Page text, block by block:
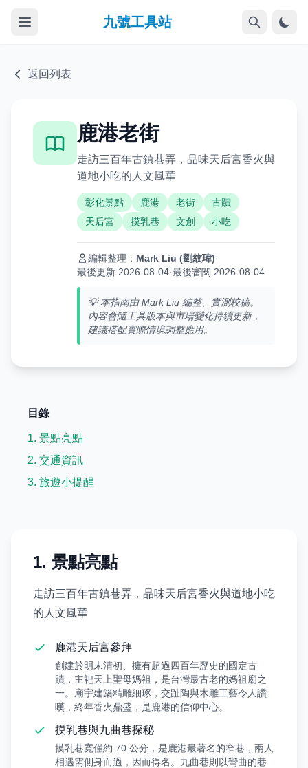
九號工具站
返回列表
鹿港老街
走訪三百年古鎮巷弄，品味天后宮香火與
道地小吃的人文風華
彰化景點 鹿港 老街
古蹟
天后宮
摸乳巷 文創 小吃
編輯整理： Mark Liu (劉紋瑋)·
最後更新 2026-08-04·最後審閱 2026-08-04
💡 本指南由 Mark Liu 編整、實測校稿。
內容會隨工具版本與市場變化持續更新，
建議搭配實際情境調整應用。
目錄
1. 景點亮點
2. 交通資訊
3. 旅遊小提醒
1. 景點亮點
走訪三百年古鎮巷弄，品味天后宮香火與道地小吃
的人文風華
鹿港天后宮參拜
創建於明末清初、擁有超過四百年歷史的國定古
蹟，主祀天上聖母媽祖，是台灣最古老的媽祖廟之
一。廟宇建築精雕細琢，交趾陶與木雕工藝令人讚
嘆，終年香火鼎盛，是鹿港的信仰中心。
摸乳巷與九曲巷探秘
摸乳巷寬僅約 70 公分，是鹿港最著名的窄巷，兩人
相遇需側身而過，因而得名。九曲巷則以彎曲的巷